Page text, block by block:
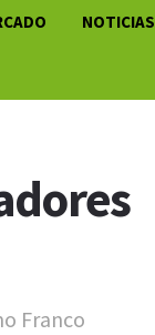
NOTICIAS
Franco